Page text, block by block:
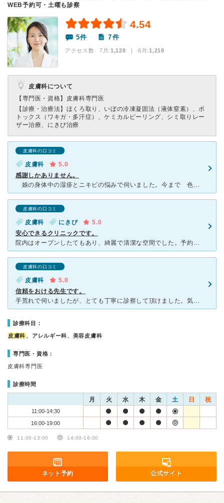
WEB予約可・土曜も診察
4.54
5件 7件
アクセス数 7月:1,128 | 6月:1,218
皮膚科について
【専門医・資格】 皮膚科専門医
【診療・治療法】 ほくろ取り、いぼの冷凍凝固法（液体窒素）、ボ
トックス（ワキガ・多汗症）、ケミカルピーリング、シミ取りレー
ザー治療、にきび治療
皮膚科の口コミ
皮膚科
5.0
感謝しかありません。
娘の身体中の湿疹とニキビの悩みで伺いました。今まで 色々な皮膚科にお世話になりましたが、はっきりと診察してくれないままダラダラと薬をもらっている病院ばかりでした。この病院で初めて診察らしいことをして
皮膚科の口コミ
皮膚科 にきび
5.0
安心できるクリニックです。
院内はオープンしたてもあり、綺麗で清潔な空間でした。予約もネットで行うことができ、密を避ける取り組みをされていたので、今のコロナ禍でも安心して訪問できました。私は他院で治療しているニキビの治りが遅く受
皮膚科の口コミ
皮膚科
5.0
信頼をおける先生です。
手荒れで伺いましたが、とても丁寧に診察して頂けました。気になっていた顔のそばかすについて相談したところ、わかりやすく治療の方針を教えて頂き安心感があります。美しい先生で美容についてもとても説得力があり
診療科目：
皮膚科 、アレルギー科、美容皮膚科
専門医・資格：
皮膚科専門医
診療時間
月 火 水 木 金 土 日 祝
11:00-14:30
16:00-19:00
11:00-13:00 14:00-16:00
ネット予約 公式サイト